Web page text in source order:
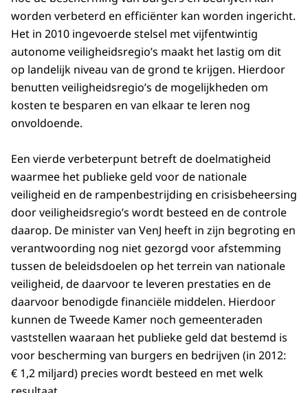
worden verbeterd en efficiënter kan worden ingericht.
Het in 2010 ingevoerde stelsel met vijfentwintig
autonome veiligheidsregio’s maakt het lastig om dit
op landelijk niveau van de grond te krijgen. Hierdoor
benutten veiligheidsregio’s de mogelijkheden om
kosten te besparen en van elkaar te leren nog
onvoldoende.
Een vierde verbeterpunt betreft de doelmatigheid
waarmee het publieke geld voor de nationale
veiligheid en de rampenbestrijding en crisisbeheersing
door veiligheidsregio’s wordt besteed en de controle
daarop. De minister van VenJ heeft in zijn begroting en
verantwoording nog niet gezorgd voor afstemming
tussen de beleidsdoelen op het terrein van nationale
veiligheid, de daarvoor te leveren prestaties en de
daarvoor benodigde financiële middelen. Hierdoor
kunnen de Tweede Kamer noch gemeenteraden
vaststellen waaraan het publieke geld dat bestemd is
voor bescherming van burgers en bedrijven (in 2012:
€ 1,2 miljard) precies wordt besteed en met welk